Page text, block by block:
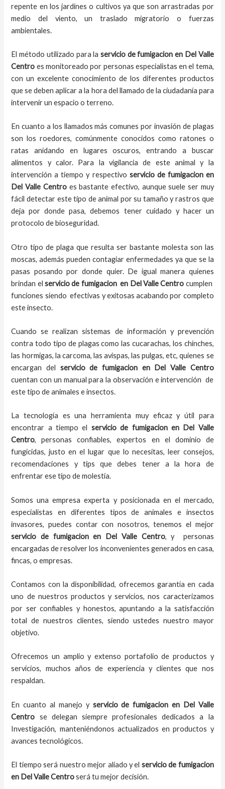
repente en los jardines o cultivos ya que son arrastradas por
medio del viento, un traslado migratorio o fuerzas
ambientales.
El método utilizado para la servicio de fumigacion en Del Valle
Centro es monitoreado por personas especialistas en el tema,
con un excelente conocimiento de los diferentes productos
que se deben aplicar a la hora del llamado de la ciudadanía para
intervenir un espacio o terreno.
En cuanto a los llamados más comunes por invasión de plagas
son los roedores, comúnmente conocidos como ratones o
ratas anidando en lugares oscuros, entrando a buscar
alimentos y calor. Para la vigilancia de este animal y la
intervención a tiempo y respectivo servicio de fumigacion en
Del Valle Centro es bastante efectivo, aunque suele ser muy
fácil detectar este tipo de animal por su tamaño y rastros que
deja por donde pasa, debemos tener cuidado y hacer un
protocolo de bioseguridad.
Otro tipo de plaga que resulta ser bastante molesta son las
moscas, además pueden contagiar enfermedades ya que se la
pasas posando por donde quier. De igual manera quienes
brindan el servicio de fumigacion en Del Valle Centro cumplen
funciones siendo efectivas y exitosas acabando por completo
este insecto.
Cuando se realizan sistemas de información y prevención
contra todo tipo de plagas como las cucarachas, los chinches,
las hormigas, la carcoma, las avispas, las pulgas, etc, quienes se
encargan del servicio de fumigacion en Del Valle Centro
cuentan con un manual para la observación e intervención de
este tipo de animales e insectos.
La tecnología es una herramienta muy eficaz y útil para
encontrar a tiempo el servicio de fumigacion en Del Valle
Centro, personas confiables, expertos en el dominio de
fungicidas, justo en el lugar que lo necesitas, leer consejos,
recomendaciones y tips que debes tener a la hora de
enfrentar ese tipo de molestia.
Somos una empresa experta y posicionada en el mercado,
especialistas en diferentes tipos de animales e insectos
invasores, puedes contar con nosotros, tenemos el mejor
servicio de fumigacionen Del Valle Centro, y personas
encargadas de resolver los inconvenientes generados en casa,
fincas, o empresas.
Contamos con la disponibilidad, ofrecemos garantía en cada
uno de nuestros productos y servicios, nos caracterizamos
por ser confiables y honestos, apuntando a la satisfacción
total de nuestros clientes, siendo ustedes nuestro mayor
objetivo.
Ofrecemos un amplio y extenso portafolio de productos y
servicios, muchos años de experiencia y clientes que nos
respaldan.
En cuanto al manejo yservicio de fumigacion en Del Valle
Centro se delegan siempre profesionales dedicados a la
Investigación, manteniéndonos actualizados en productos y
avances tecnológicos.
El tiempo será nuestro mejor aliado y el servicio de fumigacion
en Del Valle Centroserá tu mejor decisión.